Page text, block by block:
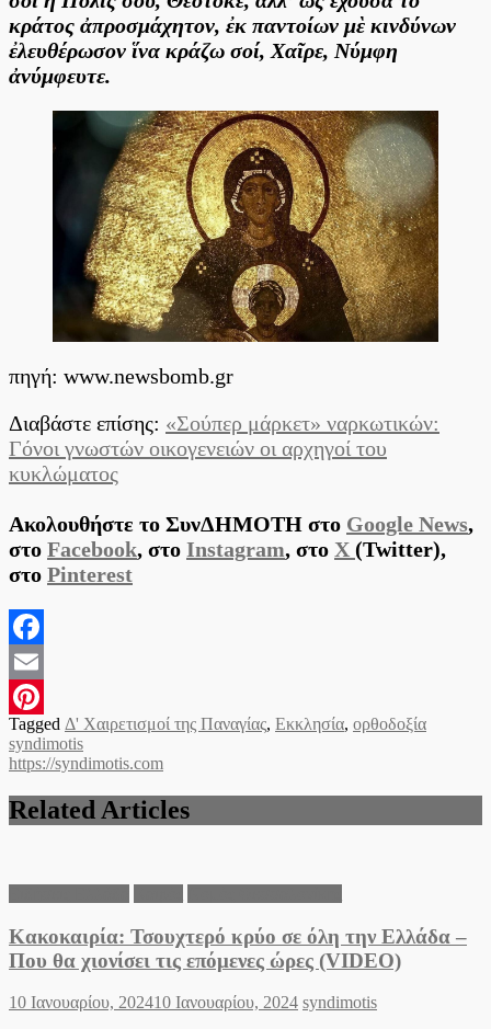
κράτος ἀπροσμάχητον, ἐκ παντοίων μὲ κινδύνων
ἐλευθέρωσον ἵνα κράζω σοί, Χαῖρε, Νύμφη
ἀνύμφευτε.
πηγή: www.newsbomb.gr
Διαβάστε επίσης: «Σούπερ μάρκετ» ναρκωτικών:
Γόνοι γνωστών οικογενειών οι αρχηγοί του
κυκλώματος
Ακολουθήστε το ΣυνΔΗΜΟΤΗ στο Google News,
στο Facebook, στο Instagram, στο X (Twitter),
στο Pinterest
Facebook
Email
Pinterest
Tagged Δ' Χαιρετισμοί της Παναγίας, Εκκλησία, ορθοδοξία
syndimotis
https://syndimotis.com
Related Articles
Κακοκαιρία: Τσουχτερό κρύο σε όλη την Ελλάδα –
Που θα χιονίσει τις επόμενες ώρες (VIDEO)
Posted
10 Ιανουαρίου, 202410 Ιανουαρίου, 2024 Author
syndimotis